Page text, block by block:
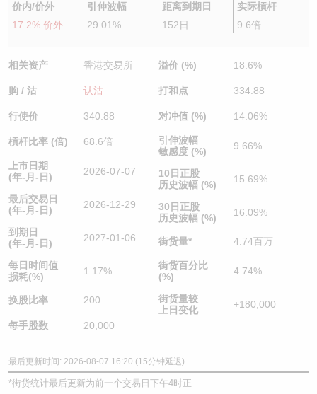
价内/价外
17.2% 价外
引伸波幅
29.01%
距离到期日
152日
实际槓杆
9.6倍
相关资产 香港交易所
购 / 沽 认沽
行使价 340.88
槓杆比率 (倍) 68.6倍
上市日期
(年-月-日)
2026-07-07
最后交易日
(年-月-日)
2026-12-29
到期日
(年-月-日)
2027-01-06
每日时间值
损耗(%)
1.17%
换股比率 200
每手股数 20,000
溢价 (%) 18.6%
打和点 334.88
对冲值 (%) 14.06%
引伸波幅
敏感度 (%)
9.66%
10日正股
历史波幅 (%)
15.69%
30日正股
历史波幅 (%)
16.09%
街货量* 4.74百万
街货百分比
(%)
4.74%
街货量较
上日变化
+180,000
最后更新时间: 2026-08-07 16:20 (15分钟延迟)
*街货统计最后更新为前一个交易日下午4时正